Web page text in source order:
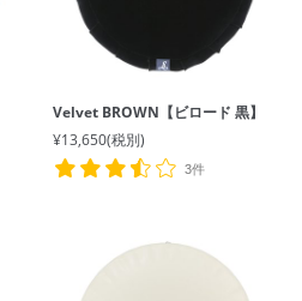
Velvet BROWN【ビロード 黒】
¥13,650(税別)
3件